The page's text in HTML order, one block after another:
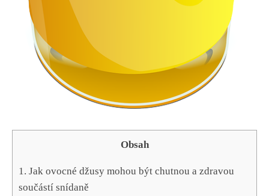
Obsah
1. ​Jak ovocné džusy mohou být chutnou⁣ a zdravou
součástí​ snídaně